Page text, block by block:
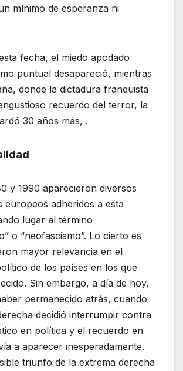
mínimo de esperanza ni
fecha, el miedo apodado
puntual desapareció, mientras
donde la dictadura franquista
recuerdo del terror, la
30 años más, .
y 1990 aparecieron diversos
europeos adheridos a esta
lugar al término
o “neofascismo”. Lo cierto es
mayor relevancia en el
de los países en los que
Sin embargo, a día de hoy,
permanecido atrás, cuando
decidió interrumpir contra
en política y el recuerdo en
a aparecer inesperadamente.
triunfo de la extrema derecha